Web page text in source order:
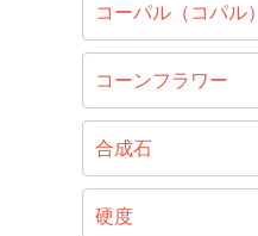
コーパル（コパル）
コーンフラワー
合成石
硬度